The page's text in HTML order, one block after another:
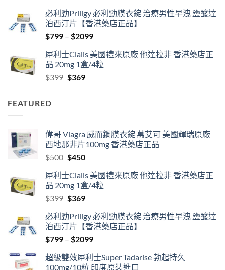
was:
$500.
is:
$450.
必利勁Priligy 必利勁膜衣錠 治療男性早洩 鹽酸達
泊西汀片【香港藥店正品】
$799 – $2099Price
$799
through
犀利士Cialis 美國禮來原廠 他達拉非 香港藥店正
品 20mg 1盒/4粒
$399 Original
$369Current
FEATURED
偉哥 Viagra 威而鋼膜衣錠 萬艾可 美國輝瑞原廠
西地那非片100mg 香港藥店正品
$500 Original
was:
$500.
$450Current
is:
$450.
犀利士Cialis 美國禮來原廠 他達拉非 香港藥店正
品 20mg 1盒/4粒
$399 Original
was:
$399.
$369Current
is:
$369.
必利勁Priligy 必利勁膜衣錠 治療男性早洩 鹽酸達
泊西汀片【香港藥店正品】
$799 – $2099Price
$799
超級雙效犀利士Super Tadarise 勃起持久
100mg/10粒 印度原裝進口